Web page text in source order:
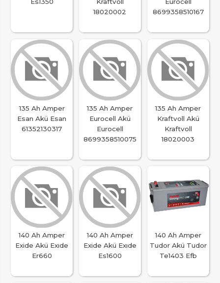
Es1350
Kraftvoll
18020002
Eurocell
8699358510167
135 Ah Amper
Esan Akü Esan
61352130317
135 Ah Amper
Eurocell Akü
Eurocell
8699358510075
135 Ah Amper
Kraftvoll Akü
Kraftvoll
18020003
140 Ah Amper
Exide Akü Exıde
Er660
140 Ah Amper
Exide Akü Exıde
Es1600
140 Ah Amper
Tudor Akü Tudor
Te1403 Efb